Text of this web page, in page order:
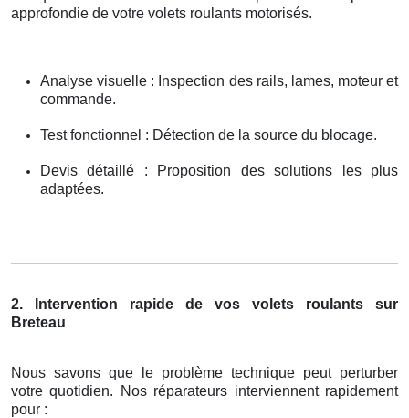
approfondie de votre volets roulants motorisés.
Analyse visuelle : Inspection des rails, lames, moteur et
commande.
Test fonctionnel : Détection de la source du blocage.
Devis détaillé : Proposition des solutions les plus
adaptées.
2. Intervention rapide de vos volets roulants sur
Breteau
Nous savons que le problème technique peut perturber
votre quotidien. Nos réparateurs interviennent rapidement
pour :